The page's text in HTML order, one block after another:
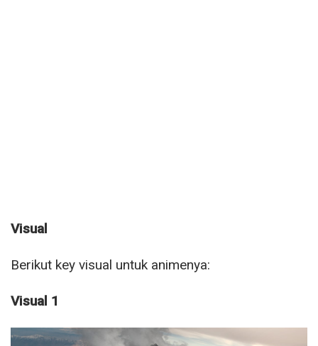
Visual
Berikut key visual untuk animenya:
Visual 1